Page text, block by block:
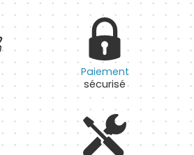
Paiement
sécurisé